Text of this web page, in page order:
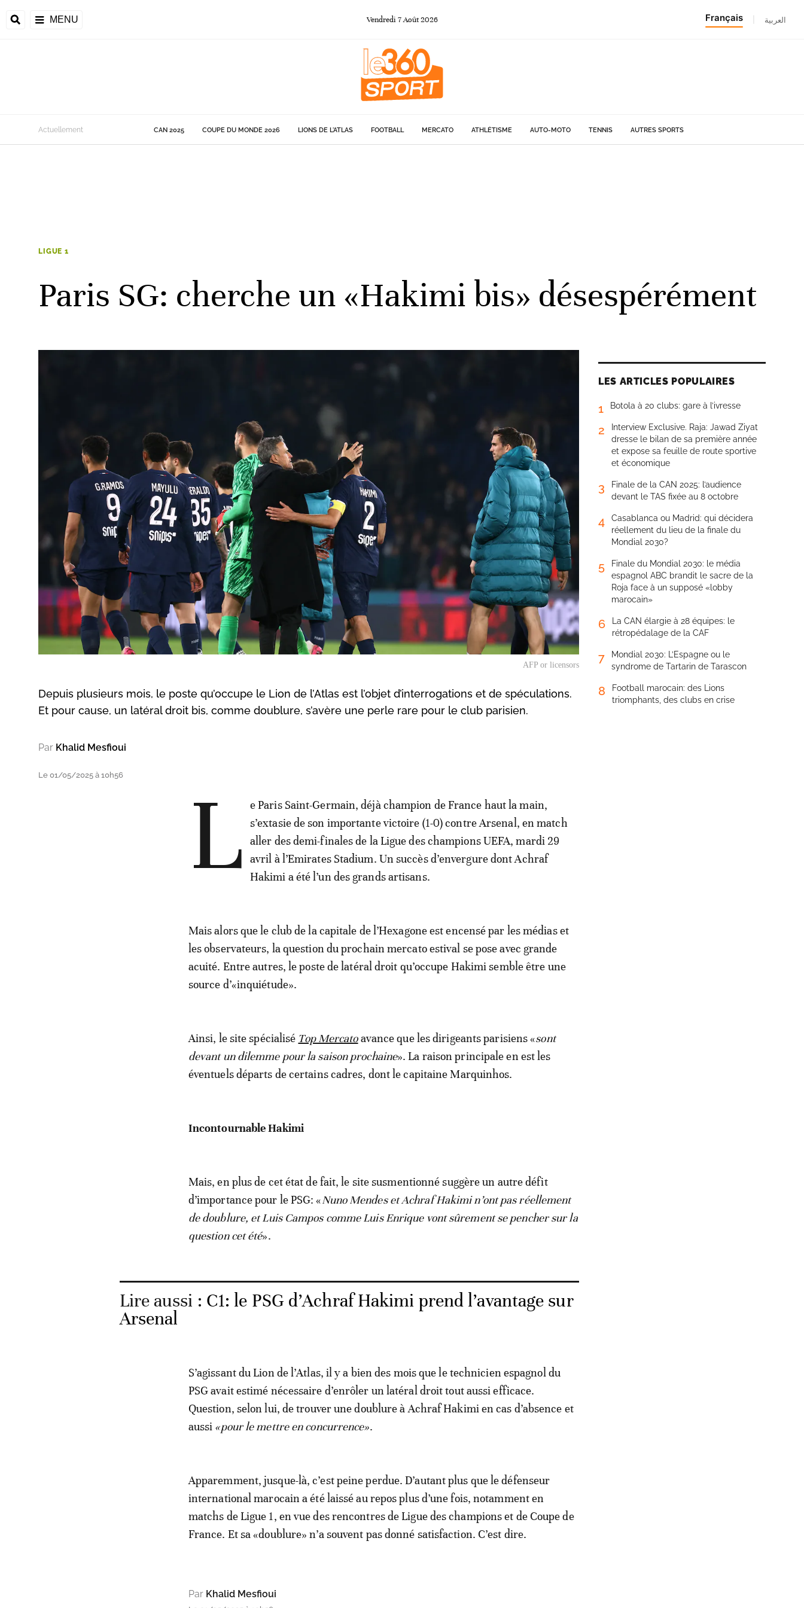
MENU Vendredi 7Août 2026 Français العربية
de la CAF
Actuellement CAN 2025 COUPE DU MONDE 2026 LIONS DE L'ATLAS FOOTBALL MERCATO ATHLÉTISME AUTO-MOTO TENNIS AUTRES SPORTS
LIGUE 1
Paris SG: cherche un «Hakimi bis» désespérément
AFP or licensors
Depuis plusieurs mois, le poste qu’occupe le Lion de l’Atlas est l’objet d’interrogations et de spéculations.
Et pour cause, un latéral droit bis, comme doublure, s’avère une perle rare pour le club parisien.
Par Khalid Mesfioui
Le 01/05/2025 à 10h56 L
e Paris Saint-Germain, déjà champion de France haut la main,
s’extasie de son importante victoire (1-0) contre Arsenal, en match
aller des demi-finales de la Ligue des champions UEFA, mardi 29
avril à l’Emirates Stadium. Un succès d’envergure dont Achraf
Hakimi a été l’un des grands artisans.
Mais alors que le club de la capitale de l’Hexagone est encensé par les médias et
les observateurs, la question du prochain mercato estival se pose avec grande
acuité. Entre autres, le poste de latéral droit qu’occupe Hakimi semble être une
source d’«inquiétude».
Ainsi, le site spécialisé Top Mercatoavance que les dirigeants parisiens «sont
devant un dilemme pour la saison prochaine». La raison principale en est les
éventuels départs de certains cadres, dont le capitaine Marquinhos.
Incontournable Hakimi
Mais, en plus de cet état de fait, le site susmentionné suggère un autre défit
d’importance pour le PSG: «Nuno Mendes et Achraf Hakimi n’ont pas réellement
de doublure, et Luis Campos comme Luis Enrique vont sûrement se pencher sur la
question cet été».
Lire aussi : C1: le PSG d’Achraf Hakimi prend l’avantage sur
Arsenal
S’agissant du Lion de l’Atlas, il y a bien des mois que le technicien espagnol du
PSG avait estimé nécessaire d’enrôler un latéral droit tout aussi efficace.
Question, selon lui, de trouver une doublure à Achraf Hakimi en cas d’absence et
aussi «pour le mettre en concurrence».
Apparemment, jusque-là, c’est peine perdue. D’autant plus que le défenseur
international marocain a été laissé au repos plus d’une fois, notamment en
matchs de Ligue 1, en vue des rencontres de Ligue des champions et de Coupe de
France. Et sa «doublure» n’a souvent pas donné satisfaction. C’est dire.
Par Khalid Mesfioui
LES ARTICLES POPULAIRES
1 Botola à 20 clubs: gare à l’ivresse
2
Interview Exclusive. Raja: Jawad Ziyat
dresse le bilan de sa première année
et expose sa feuille de route sportive
et économique
3
Finale de la CAN 2025: l’audience
devant le TAS fixée au 8 octobre
4
Casablanca ou Madrid: qui décidera
réellement du lieu de la finale du
Mondial 2030?
5
Finale du Mondial 2030: le média
espagnol ABC brandit le sacre de la
Roja face à un supposé «lobby
marocain»
6
La CAN élargie à 28 équipes: le
rétropédalage de la CAF
7
Mondial 2030: L’Espagne ou le
syndrome de Tartarin de Tarascon
8
Football marocain: des Lions
triomphants, des clubs en crise